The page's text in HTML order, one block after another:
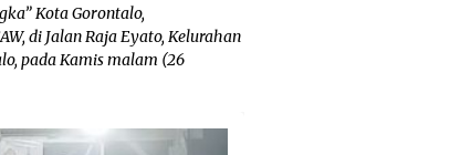
Kota Gorontalo,
di Jalan Raja Eyato, Kelurahan
pada Kamis malam (26